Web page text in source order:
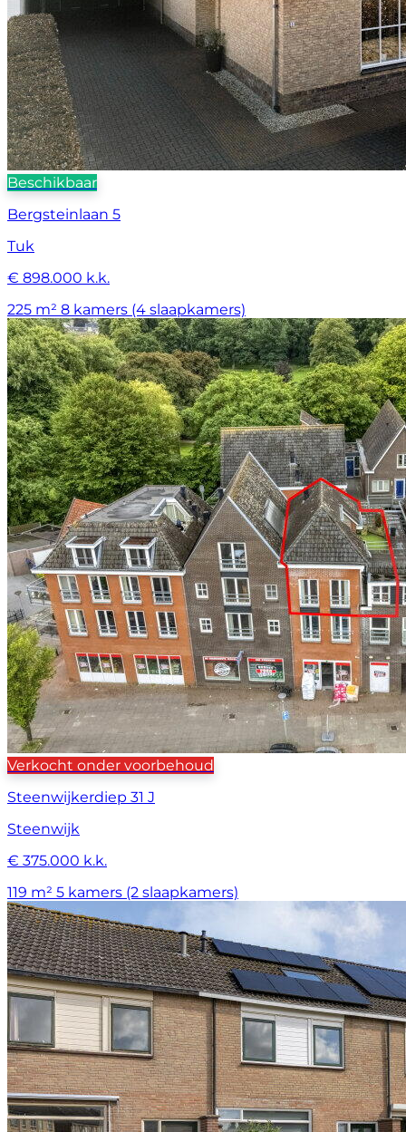
Beschikbaar
Bergsteinlaan 5
Tuk
€ 898.000 k.k.
225 m² 8 kamers (4 slaapkamers)
Verkocht onder voorbehoud
Steenwijkerdiep 31 J
Steenwijk
€ 375.000 k.k.
119 m² 5 kamers (2 slaapkamers)